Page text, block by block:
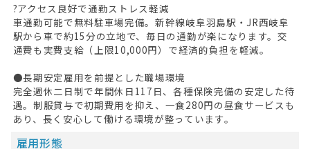
掲載希望の方へ
?アクセス良好で通勤ストレス軽減
車通勤可能で無料駐車場完備。新幹線岐阜羽島駅・JR西岐阜
駅から車で約15分の立地で、毎日の通勤が楽になります。交
通費も実費支給（上限10,000円）で経済的負担を軽減。
●長期安定雇用を前提とした職場環境
完全週休二日制で年間休日117日、各種保険完備の安定した待
遇。制服貸与で初期費用を抑え、一食280円の昼食サービスも
あり、長く安心して働ける環境が整っています。
雇用形態